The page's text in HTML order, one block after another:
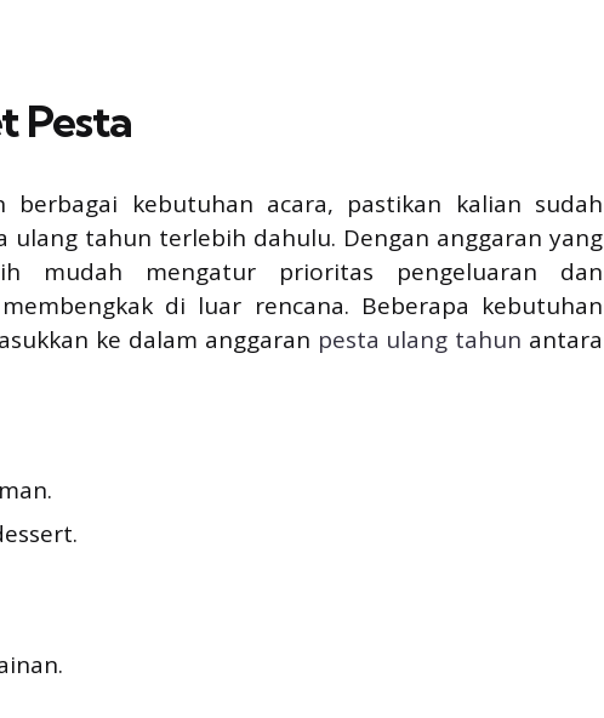
Pesta
berbagai kebutuhan acara, pastikan kalian sudah
ulang tahun terlebih dahulu. Dengan anggaran yang
mudah mengatur prioritas pengeluaran dan
di luar rencana. Beberapa kebutuhan
ke dalam anggaran pesta ulang tahun antara